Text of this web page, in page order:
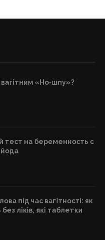
«Но-шпу»?
тест на беременность с
під час вагітності: як
без ліків, які таблетки